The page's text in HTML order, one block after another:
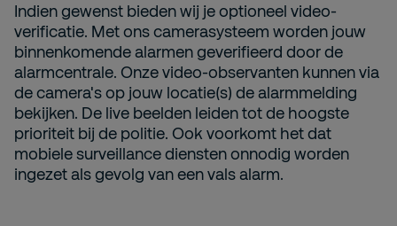
Indien gewenst bieden wij je optioneel video-
verificatie. Met ons camerasysteem worden jouw
binnenkomende alarmen geverifieerd door de
alarmcentrale. Onze video-observanten kunnen via
de camera's op jouw locatie(s) de alarmmelding
bekijken. De live beelden leiden tot de hoogste
prioriteit bij de politie. Ook voorkomt het dat
mobiele surveillance diensten onnodig worden
ingezet als gevolg van een vals alarm.